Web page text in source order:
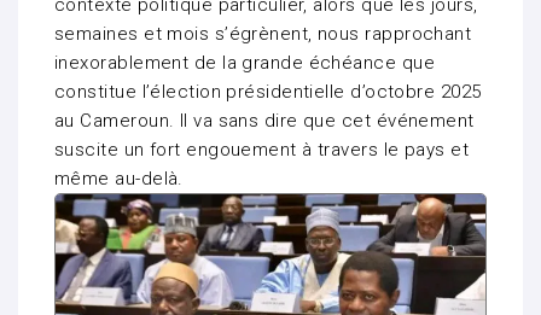
contexte politique particulier, alors que les jours,
semaines et mois s’égrènent, nous rapprochant
inexorablement de la grande échéance que
constitue l’élection présidentielle d’octobre 2025
au Cameroun. Il va sans dire que cet événement
suscite un fort engouement à travers le pays et
même au-delà.